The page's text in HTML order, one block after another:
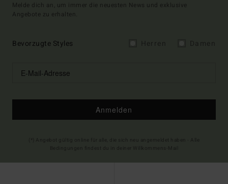
Melde dich an, um immer die neuesten News und exklusive
Angebote zu erhalten.
Bevorzugte Styles
Anmelden